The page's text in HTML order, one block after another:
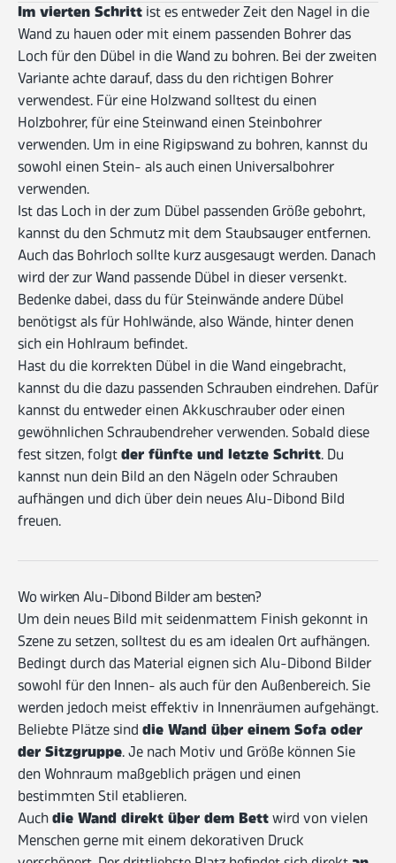
Im vierten Schritt ist es entweder Zeit den Nagel in die
Wand zu hauen oder mit einem passenden Bohrer das
Loch für den Dübel in die Wand zu bohren. Bei der zweiten
Variante achte darauf, dass du den richtigen Bohrer
verwendest. Für eine Holzwand solltest du einen
Holzbohrer, für eine Steinwand einen Steinbohrer
verwenden. Um in eine Rigipswand zu bohren, kannst du
sowohl einen Stein- als auch einen Universalbohrer
verwenden.
Ist das Loch in der zum Dübel passenden Größe gebohrt,
kannst du den Schmutz mit dem Staubsauger entfernen.
Auch das Bohrloch sollte kurz ausgesaugt werden. Danach
wird der zur Wand passende Dübel in dieser versenkt.
Bedenke dabei, dass du für Steinwände andere Dübel
benötigst als für Hohlwände, also Wände, hinter denen
sich ein Hohlraum befindet.
Hast du die korrekten Dübel in die Wand eingebracht,
kannst du die dazu passenden Schrauben eindrehen. Dafür
kannst du entweder einen Akkuschrauber oder einen
gewöhnlichen Schraubendreher verwenden. Sobald diese
fest sitzen, folgtder fünfte und letzte Schritt. Du
kannst nun dein Bild an den Nägeln oder Schrauben
aufhängen und dich über dein neues Alu-Dibond Bild
freuen.
Wo wirken Alu-Dibond Bilder am besten?
Um dein neues Bild mit seidenmattem Finish gekonnt in
Szene zu setzen, solltest du es am idealen Ort aufhängen.
Bedingt durch das Material eignen sich Alu-Dibond Bilder
sowohl für den Innen- als auch für den Außenbereich. Sie
werden jedoch meist effektiv in Innenräumen aufgehängt.
Beliebte Plätze sind die Wand über einem Sofa oder
der Sitzgruppe. Je nach Motiv und Größe können Sie
den Wohnraum maßgeblich prägen und einen
bestimmten Stil etablieren.
Auchdie Wand direkt über dem Bettwird von vielen
Menschen gerne mit einem dekorativen Druck